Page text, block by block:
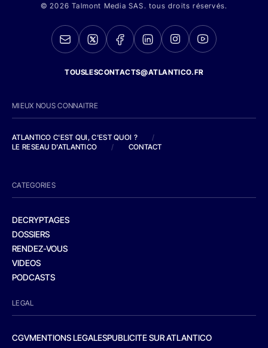
© 2026 Talmont Media SAS. tous droits réservés.
TOUSLESCONTACTS@ATLANTICO.FR
MIEUX NOUS CONNAITRE
ATLANTICO C'EST QUI, C'EST QUOI ?
/
LE RESEAU D'ATLANTICO
/ CONTACT
CATEGORIES
DECRYPTAGES
DOSSIERS
RENDEZ-VOUS
VIDEOS
PODCASTS
LEGAL
CGVMENTIONS LEGALESPUBLICITE SUR ATLANTICO